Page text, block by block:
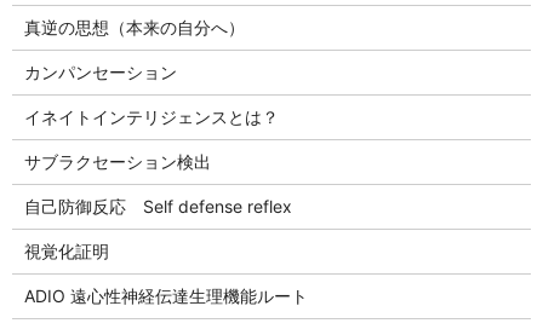
真逆の思想（本来の自分へ）
カンパンセーション
イネイトインテリジェンスとは？
サブラクセーション検出
自己防御反応 Self defense reflex
視覚化証明
ADIO 遠心性神経伝達生理機能ルート